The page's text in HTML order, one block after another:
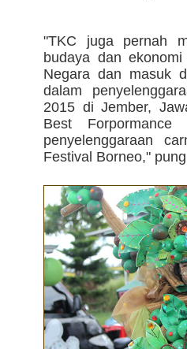
"TKC juga pernah
budaya dan
Negara dan masuk
dalam
2015 di Jember,
Best
penyelenggaraan
Festival Borneo,"